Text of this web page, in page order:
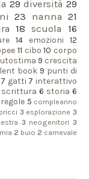
29 diversità 29
23 nanna 21
18 scuola 16
14 emozioni
12
11 cibo 10 corpo
9 crescita
book 9 punti di
7 gatti 7 interattivo
scrittura 6 storia 6
regole 5 compleanno
3 esplorazione 3
3 neogenitori 3
2 buio 2 carnevale